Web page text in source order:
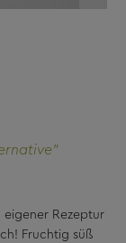
eigener Rezeptur
Fruchtig süß